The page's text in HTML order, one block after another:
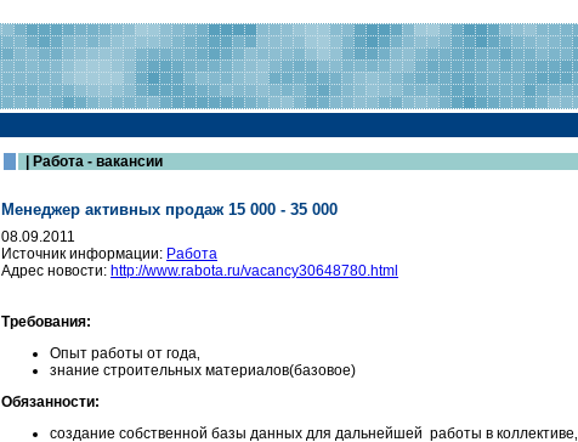
| Работа - вакансии
Менеджер активных продаж 15 000 - 35 000
08.09.2011
Источник информации: Работа
Адрес новости: http://www.rabota.ru/vacancy30648780.html
Требования:
Опыт работы от года‚
знание строительных материалов(базовое)
Обязанности:
создание собственной базы данных для дальнейшей работы в коллективе‚